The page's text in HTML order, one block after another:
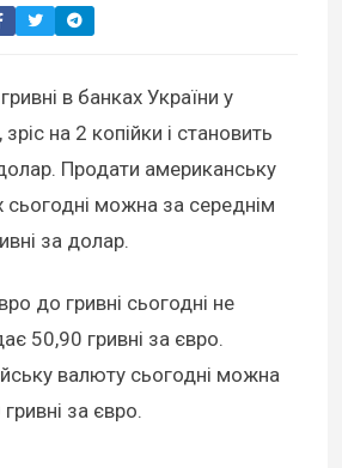
в банках України у
на 2 копійки і становить
Продати американську
сьогодні можна за середнім
за долар.
до гривні сьогодні не
50,90 гривні за євро.
валюту сьогодні можна
за євро.